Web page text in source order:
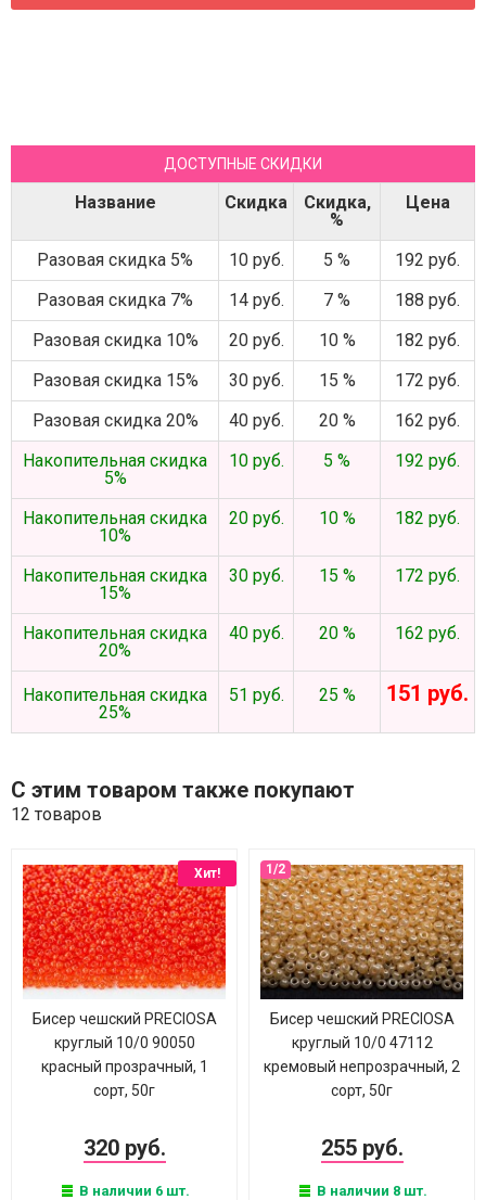
ДОСТУПНЫЕ СКИДКИ
Название Скидка
Скидка,
%
Цена
Разовая скидка 5% 10 руб. 5 %
192 руб.
Разовая скидка 7%
14 руб. 7 %
188 руб.
Разовая скидка 10%
20 руб. 10 %
182 руб.
Разовая скидка 15%
30 руб. 15 %
172 руб.
Разовая скидка 20%
40 руб. 20 %
162 руб.
Накопительная скидка
5%
10 руб. 5 % 192 руб.
Накопительная скидка
10%
20 руб. 10 % 182 руб.
Накопительная скидка
15%
30 руб. 15 % 172 руб.
Накопительная скидка
20%
40 руб. 20 % 162 руб.
Накопительная скидка
25%
51 руб. 25 % 151 руб.
С этим товаром также покупают
12 товаров
Хит!
Бисер чешский PRECIOSA
круглый 10/0 90050
красный прозрачный, 1
сорт, 50г
320 руб.
В наличии 6 шт.
Бисер чешский PRECIOSA
круглый 10/0 47112
кремовый непрозрачный, 2
сорт, 50г
255 руб.
В наличии 8 шт.